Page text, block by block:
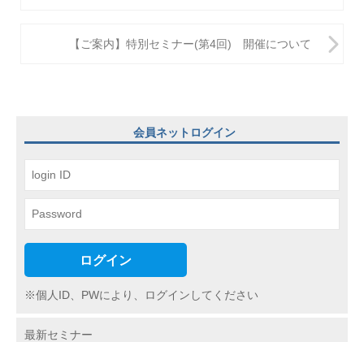
シ
ョ
ン
【ご案内】特別セミナー(第4回) 開催について
会員ネットログイン
ログイン
※個人ID、PWにより、ログインしてください
最新セミナー